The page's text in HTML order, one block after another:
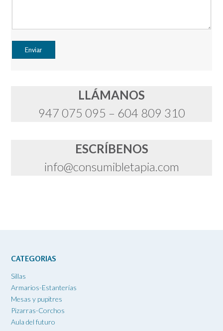
LLÁMANOS
947 075 095 – 604 809 310
ESCRÍBENOS
info@consumibletapia.com
CATEGORIAS
Sillas
Armarios-Estanterías
Mesas y pupitres
Pizarras-Corchos
Aula del futuro